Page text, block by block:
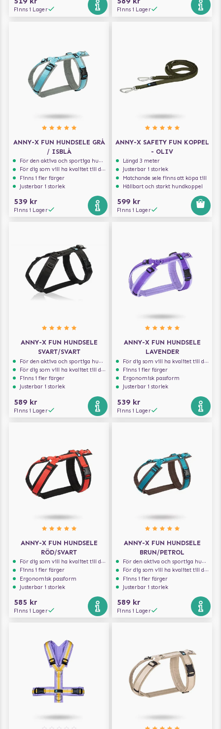
Finns i Lager Finns i Lager
ANNY-X FUN HUNDSELE GRÅ
/ ISBLÅ
För den aktiva och sportiga hunden
För dig som vill ha kvalitet till din hund!
Finns i fler färger
Justerbar i storlek
539 kr
Finns i Lager
ANNY-X SAFETY FUN KOPPEL
- OLIV
Längd 3 meter
Justerbar i storlek
Matchande sele finns att köpa till
Hållbart och starkt hundkoppel
599 kr
Finns i Lager
ANNY-X FUN HUNDSELE
SVART/SVART
För den aktiva och sportiga hunden
För dig som vill ha kvalitet till din hund!
Finns i fler färger
Justerbar i storlek
589 kr
Finns i Lager
ANNY-X FUN HUNDSELE
LAVENDER
För dig som vill ha kvalitet till din hund!
Finns i fler färger
Ergonomisk passform
Justerbar i storlek
539 kr
Finns i Lager
ANNY-X FUN HUNDSELE
RÖD/SVART
För dig som vill ha kvalitet till din hund!
Finns i fler färger
Ergonomisk passform
Justerbar i storlek
585 kr
Finns i Lager
ANNY-X FUN HUNDSELE
BRUN/PETROL
För den aktiva och sportiga hunden
För dig som vill ha kvalitet till din hund!
Finns i fler färger
Justerbar i storlek
589 kr
Finns i Lager